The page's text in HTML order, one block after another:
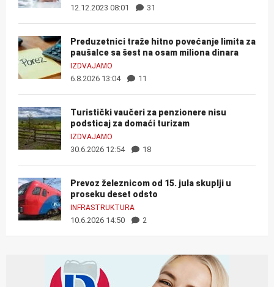
12.12.2023 08:01 31
Preduzetnici traže hitno povećanje limita za
paušalce sa šest na osam miliona dinara
IZDVAJAMO
6.8.2026 13:04 11
Turistički vaučeri za penzionere nisu
podsticaj za domaći turizam
IZDVAJAMO
30.6.2026 12:54 18
Prevoz železnicom od 15. jula skuplji u
proseku deset odsto
INFRASTRUKTURA
10.6.2026 14:50 2